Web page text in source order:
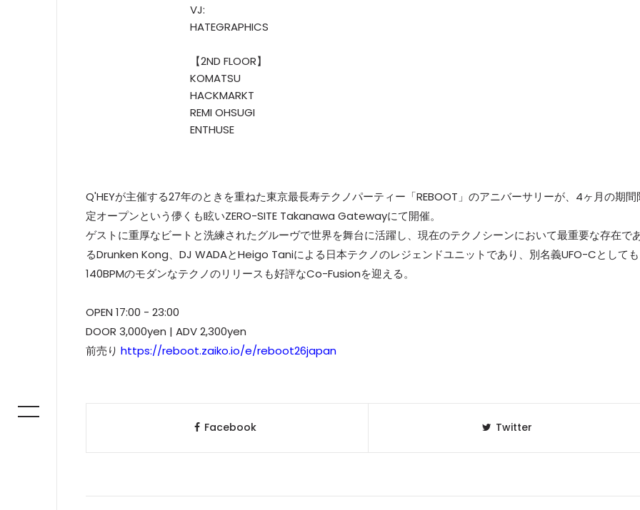
VJ:
HATEGRAPHICS
【2ND FLOOR】
KOMATSU
HACKMARKT
REMI OHSUGI
ENTHUSE
Q'HEYが主催する27年のときを重ねた東京最長寿テクノパーティー「REBOOT」のアニバーサリーが、4ヶ月の期間
定オープンという儚くも眩いZERO-SITE Takanawa Gatewayにて開催。
ゲストに重厚なビートと洗練されたグルーヴで世界を舞台に活躍し、現在のテクノシーンにおいて最重要な存在で
るDrunken Kong、DJ WADAとHeigo Taniによる日本テクノのレジェンドユニットであり、別名義UFO-Cとしても
140BPMのモダンなテクノのリリースも好評なCo-Fusionを迎える。
OPEN 17:00 - 23:00
DOOR 3,000yen | ADV 2,300yen
前売り https://reboot.zaiko.io/e/reboot26japan
Facebook Twitter